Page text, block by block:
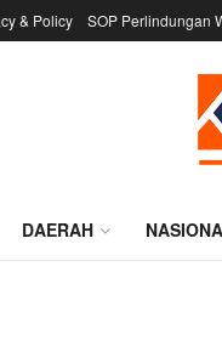
& Policy SOP Perlindungan
DAERAH